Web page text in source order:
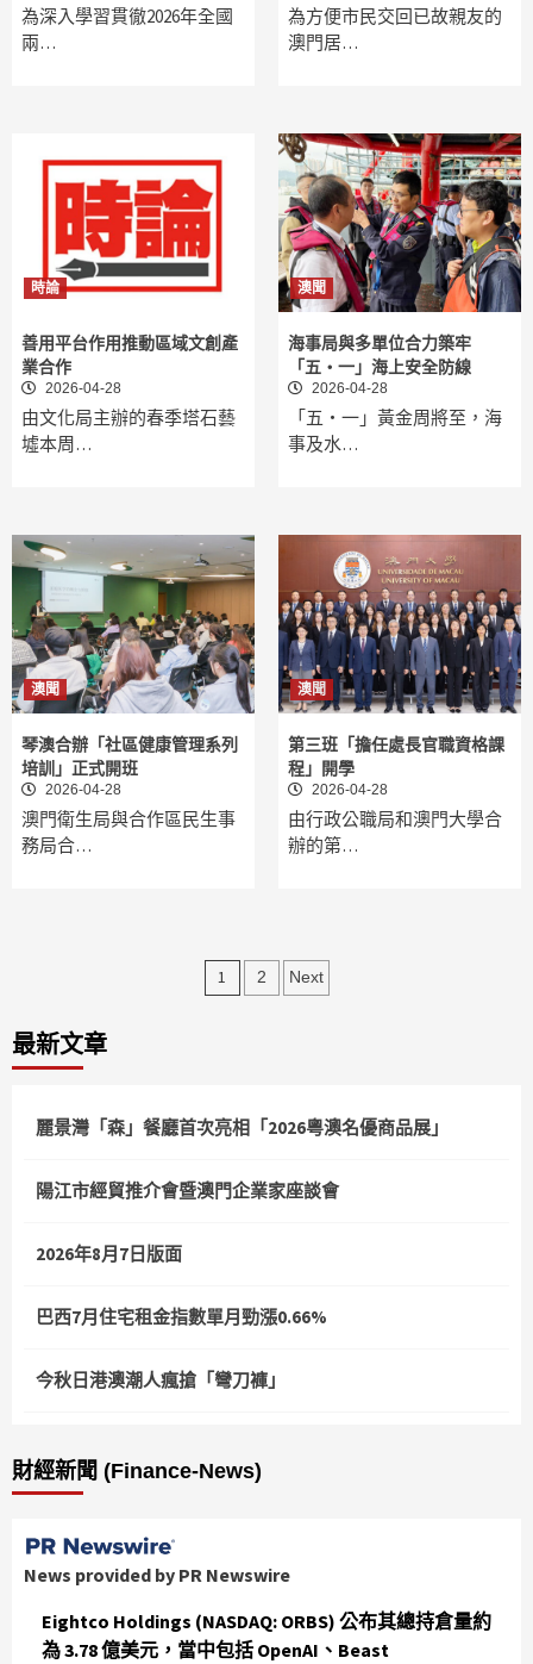
為深入學習貫徹2026年全國
兩…
為方便市民交回已故親友的
澳門居…
時論
善用平台作用推動區域文創產
業合作
2026-04-28
由文化局主辦的春季塔石藝
墟本周…
澳聞
海事局與多單位合力築牢
「五‧一」海上安全防線
2026-04-28
「五‧一」黃金周將至，海
事及水…
澳聞
琴澳合辦「社區健康管理系列
培訓」正式開班
2026-04-28
澳門衛生局與合作區民生事
務局合…
澳聞
第三班「擔任處長官職資格課
程」開學
2026-04-28
由行政公職局和澳門大學合
辦的第…
文
1 2 Next
最新文章
麗景灣「森」餐廳首次亮相「2026粵澳名優商品展」
陽江市經貿推介會暨澳門企業家座談會
2026年8月7日版面
巴西7月住宅租金指數單月勁漲0.66%
今秋日港澳潮人瘋搶「彎刀褲」
財經新聞 (Finance-News)
News provided by PR Newswire
Eightco Holdings (NASDAQ: ORBS) 公布其總持倉量約
為 3.78 億美元，當中包括 OpenAI、Beast